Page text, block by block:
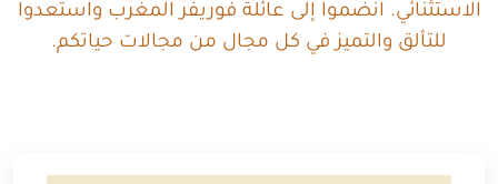
الاستثنائي. انضموا إلى عائلة فوريفر المغرب واستعدوا
للتألق والتميز في كل مجال من مجالات حياتكم.